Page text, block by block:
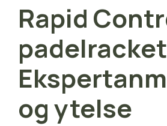
Rapid
og ytelse